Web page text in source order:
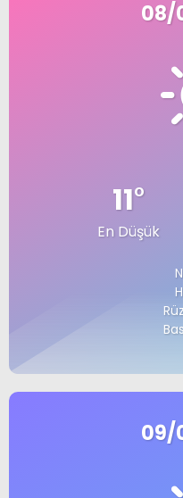
08/
11°
En Düşük
09/